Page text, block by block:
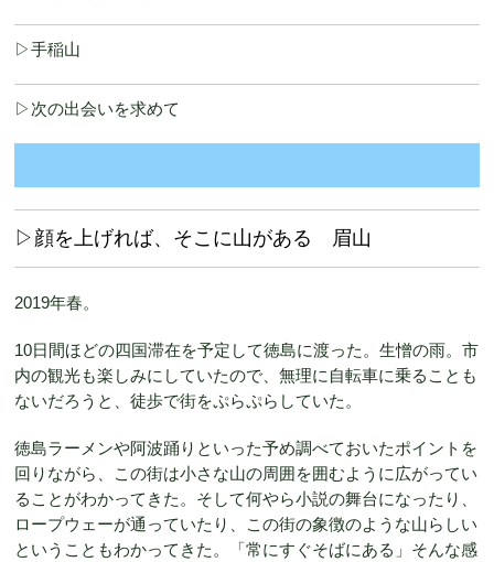
▷手稲山
▷次の出会いを求めて
▷顔を上げれば、そこに山がある 眉山
2019年春。
10日間ほどの四国滞在を予定して徳島に渡った。生憎の雨。市
内の観光も楽しみにしていたので、無理に自転車に乗ることも
ないだろうと、徒歩で街をぷらぷらしていた。
徳島ラーメンや阿波踊りといった予め調べておいたポイントを
回りながら、この街は小さな山の周囲を囲むように広がってい
ることがわかってきた。そして何やら小説の舞台になったり、
ロープウェーが通っていたり、この街の象徴のような山らしい
ということもわかってきた。「常にすぐそばにある」そんな感